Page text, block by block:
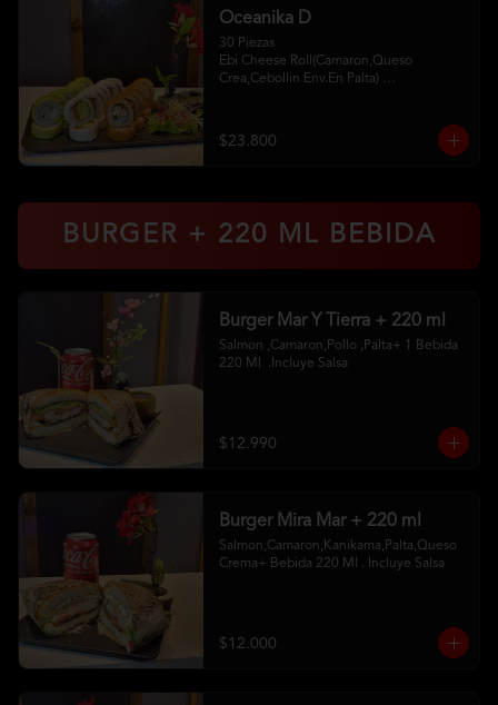
Oceanika D
30 Piezas
Ebi Cheese Roll(Camaron,Queso
Crea,Cebollin Env.En Palta)
Chikken Furay (Pollo,Queso Crema
,Ciboulette Env En Panko
$23.800
BURGER + 220 ML BEBIDA
Burger Mar Y Tierra + 220 ml
Salmon ,Camaron,Pollo ,Palta+ 1 Bebida
220 Ml  .Incluye Salsa
$12.990
Burger Mira Mar + 220 ml
Salmon,Camaron,Kanikama,Palta,Queso
Crema+ Bebida 220 Ml . Incluye Salsa
$12.000